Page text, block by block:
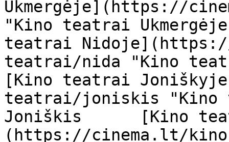
Ukmergėje](https://
"Kino teatrai
teatrai
teatrai/nida "Kino
[Kino teatrai
teatrai/joniskis "Kino
Joniškis      [Kino
(https://cinema.lt/